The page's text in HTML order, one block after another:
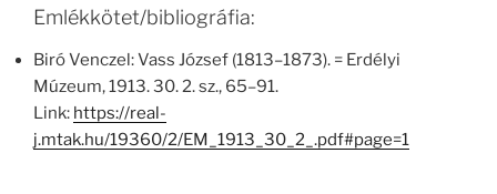
Emlékkötet/bibliográfia:
Biró Venczel: Vass József (1813–1873). = Erdélyi
Múzeum, 1913. 30. 2. sz., 65–91.
Link: https://real-
j.mtak.hu/19360/2/EM_1913_30_2_.pdf#page=1